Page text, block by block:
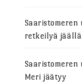
retkeilyä jäällä
Saaristomeren
Meri jäätyy